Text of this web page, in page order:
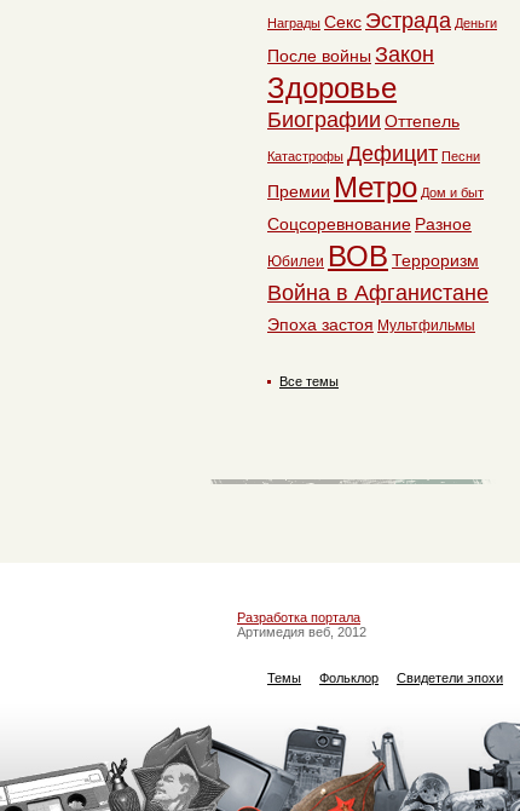
Награды Секс Эстрада Деньги
После войны Закон
Здоровье
Биографии Оттепель
Катастрофы Дефицит Песни
Премии Метро Дом и быт
Соцсоревнование Разное
Юбилеи ВОВ Терроризм
Война в Афганистане
Эпоха застоя Мультфильмы
Все темы
Разработка портала
Артимедия веб, 2012
Темы Фольклор Свидетели эпохи